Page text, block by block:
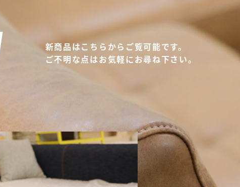
新商品はこちらからご覧可能です。
ご不明な点はお気軽にお尋ね下さい。